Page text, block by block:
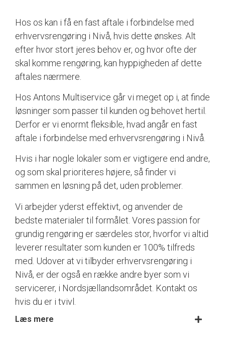
Hos os kan i få en fast aftale i forbindelse med
erhvervsrengøring i Nivå, hvis dette ønskes. Alt
efter hvor stort jeres behov er, og hvor ofte der
skal komme rengøring, kan hyppigheden af dette
aftales nærmere.
Hos Antons Multiservice går vi meget op i, at finde
løsninger som passer til kunden og behovet hertil.
Derfor er vi enormt fleksible, hvad angår en fast
aftale i forbindelse med erhvervsrengøring i Nivå.
Hvis i har nogle lokaler som er vigtigere end andre,
og som skal prioriteres højere, så finder vi
sammen en løsning på det, uden problemer.
Vi arbejder yderst effektivt, og anvender de
bedste materialer til formålet. Vores passion for
grundig rengøring er særdeles stor, hvorfor vi altid
leverer resultater som kunden er 100% tilfreds
med. Udover at vi tilbyder erhvervsrengøring i
Nivå, er der også en række andre byer som vi
servicerer, i Nordsjællandsområdet. Kontakt os
hvis du er i tvivl.
Læs mere